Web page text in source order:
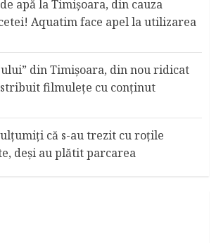
apă la Timişoara, din cauza
Aquatim face apel la utilizarea
ului” din Timişoara, din nou ridicat
filmuleţe cu conţinut
că s-au trezit cu roţile
deşi au plătit parcarea